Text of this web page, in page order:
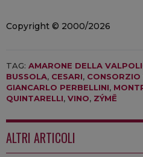
Copyright © 2000/2026
TAG: AMARONE DELLA
BUSSOLA, CESARI,
GIANCARLO PERBELLINI,
QUINTARELLI, VINO, ZÝMĒ
ALTRI ARTICOLI